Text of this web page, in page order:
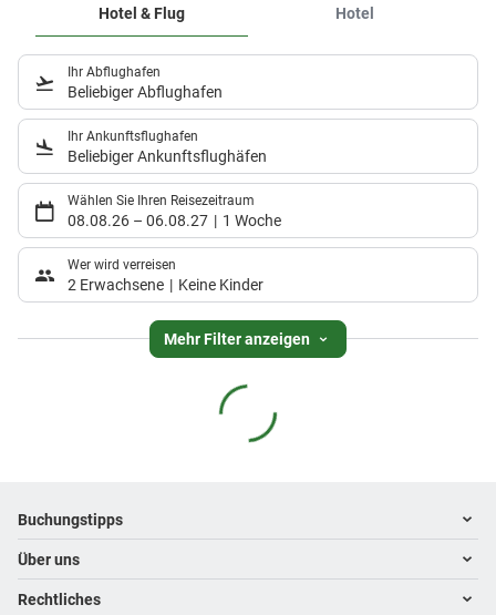
Hotel & Flug
Hotel
Ihr Abflughafen
Beliebiger Abflughafen
Ihr Ankunftsflughafen
Beliebiger Ankunftsflughäfen
Wählen Sie Ihren Reisezeitraum
08.08.26 – 06.08.27 1 Woche
Wer wird verreisen
2 Erwachsene Keine Kinder
Mehr Filter anzeigen
Footer navigation
Buchungstipps
Warum im Reisebüro buchen
Hoteltipps
Über uns
Kontakt
Rechtliches